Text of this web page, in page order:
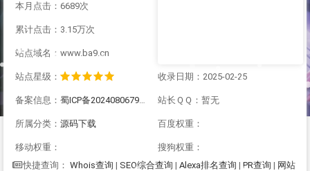
本月点击：6689次
累计点击：3.15万次
站点域名：www.ba9.cn
站点星级： 收录日期：2025-02-25
备案信息： 蜀ICP备2024080679号-1 站长ＱＱ：暂无
所属分类： 源码下载 百度权重：
移动权重： 搜狗权重：
快捷查询： Whois查询 | SEO综合查询 | Alexa排名查询 | PR查询 | 网站